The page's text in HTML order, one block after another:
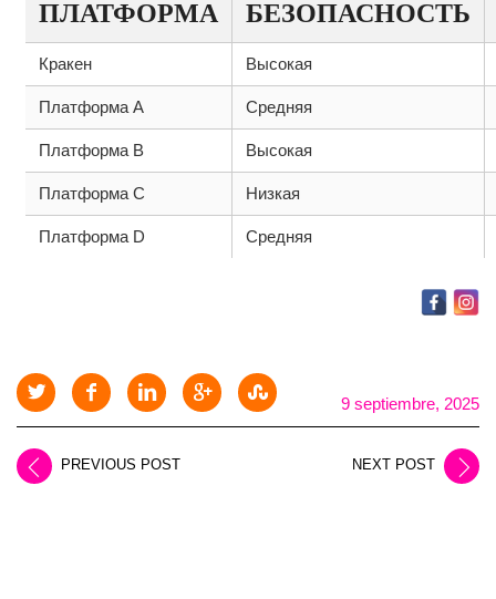
ПЛАТФОРМА БЕЗОПАСНОСТЬ
Кракен Высокая
Платформа A Средняя
Платформа B Высокая
Платформа C Низкая
Платформа D Средняя
9 septiembre, 2025
PREVIOUS POST NEXT POST